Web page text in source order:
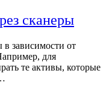
сканеры
в зависимости от
для
те активы, которые